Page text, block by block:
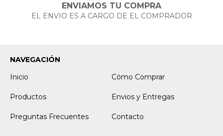
ENVIAMOS TU COMPRA
EL ENVIO ES A CARGO DE EL COMPRADOR
NAVEGACIÓN
Inicio
Cómo Comprar
Productos Envios y Entregas
Preguntas Frecuentes Contacto